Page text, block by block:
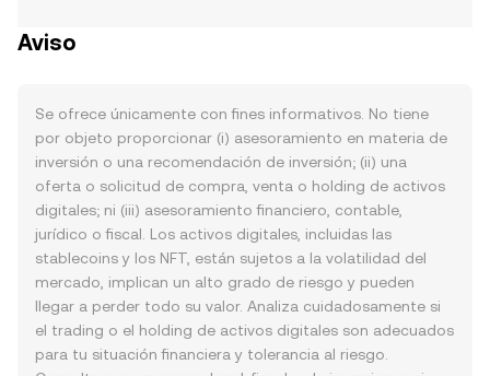
Aviso
Se ofrece únicamente con fines informativos. No tiene
por objeto proporcionar (i) asesoramiento en materia de
inversión o una recomendación de inversión; (ii) una
oferta o solicitud de compra, venta o holding de activos
digitales; ni (iii) asesoramiento financiero, contable,
jurídico o fiscal. Los activos digitales, incluidas las
stablecoins y los NFT, están sujetos a la volatilidad del
mercado, implican un alto grado de riesgo y pueden
llegar a perder todo su valor. Analiza cuidadosamente si
el trading o el holding de activos digitales son adecuados
para tu situación financiera y tolerancia al riesgo.